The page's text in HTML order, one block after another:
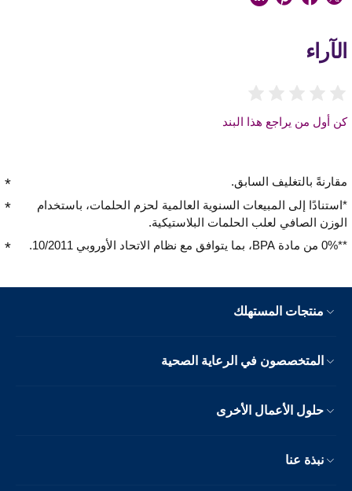
الآراء
كن أول من يراجع هذا البند
مقارنةً بالتغليف السابق.
*استنادًا إلى المبيعات السنوية العالمية لحزم الحلمات، باستخدام
الوزن الصافي لعلب الحلمات البلاستيكية.
**0% من مادة BPA، بما يتوافق مع نظام الاتحاد الأوروبي 10/2011.
منتجات المستهلك
المتخصصون في الرعاية الصحية
حلول الأعمال الأخرى
نبذة عنا